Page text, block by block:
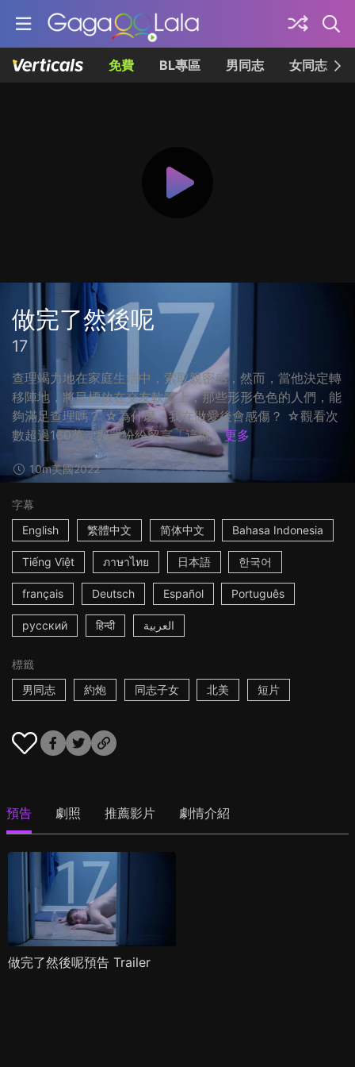
免費 BL專區 男同志 女同志
做完了然後呢
17
查理竭力地在家庭生活中，索取親密感，然而，當他決定轉
移陣地，將目標放在交友軟體上，那些形形色色的人們，能
夠滿足查理嗎？ ☆為什麼，我在做愛後會感傷？ ☆觀看次
數超過160萬，觀眾紛紛留言「這就... 更多
10m美國2022
字幕
English
繁體中文 简体中文 Bahasa Indonesia
Tiếng Việt ภาษาไทย 日本語 한국어
français Deutsch Español Português
русский हिन्दी العربية
標籤
男同志
約炮 同志子女 北美 短片
預告 劇照 推薦影片 劇情介紹
做完了然後呢預告 Trailer